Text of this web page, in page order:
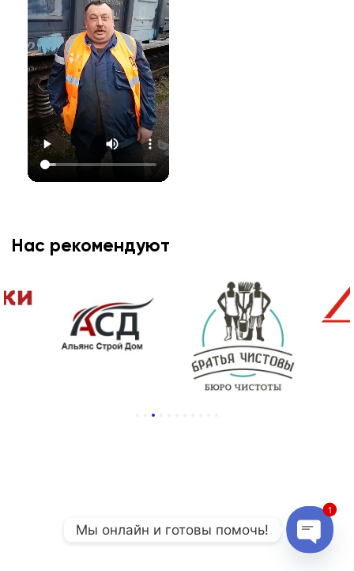
Нас рекомендуют
Мы онлайн и готовы помочь!
1